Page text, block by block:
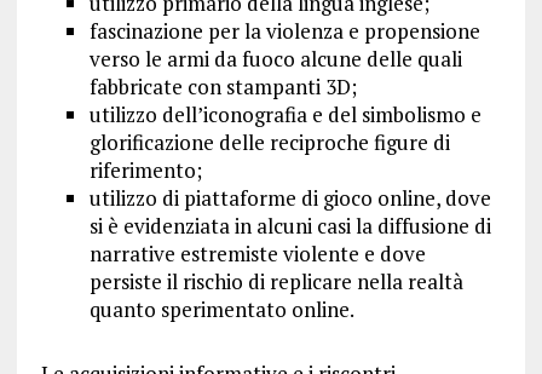
fascinazione per la violenza e propensione
verso le armi da fuoco alcune delle quali
fabbricate con stampanti 3D;
utilizzo dell’iconografia e del simbolismo e
glorificazione delle reciproche figure di
riferimento;
utilizzo di piattaforme di gioco online, dove
si è evidenziata in alcuni casi la diffusione di
narrative estremiste violente e dove
persiste il rischio di replicare nella realtà
quanto sperimentato online.